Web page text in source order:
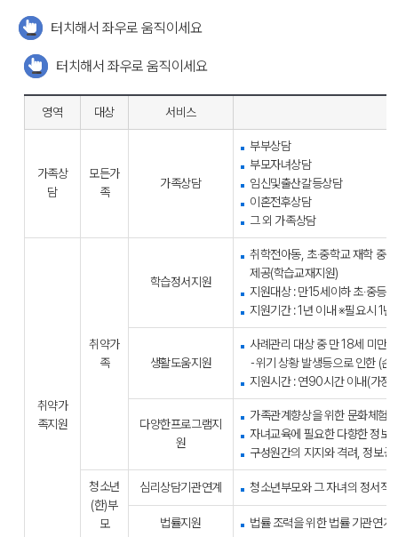
터치해서 좌우로 움직이세요
터치해서 좌우로 움직이세요
영역 대상 서비스
가족상
담
모든가
족
가족상담
부부상담
부모자녀상담
임신및출산갈등상담
이혼전후상담
그 외 가족상담
취약가
족지원
취약가
족
학습정서지원
취학전아동, 초‧중학교 재학 중
제공(학습교재지원)
지원대상 : 만15세이하 초‧중등
지원기간 : 1년 이내 ※필요시 1년
생활도움지원
사례관리 대상 중 만 18세 미만
⁃위기 상황 발생등으로 인한 (
지원시간 : 연90시간 이내(가정
다양한프로그램지
원
가족관계향상을 위한 문화체험
자녀교육에 필요한 다향한 정보
구성원간의 지지와 격려, 정보
청소년
(한)부
모
심리상담기관연계 청소년부모와 그 자녀의 정서적
법률지원 법률 조력을 위한 법률 기관연